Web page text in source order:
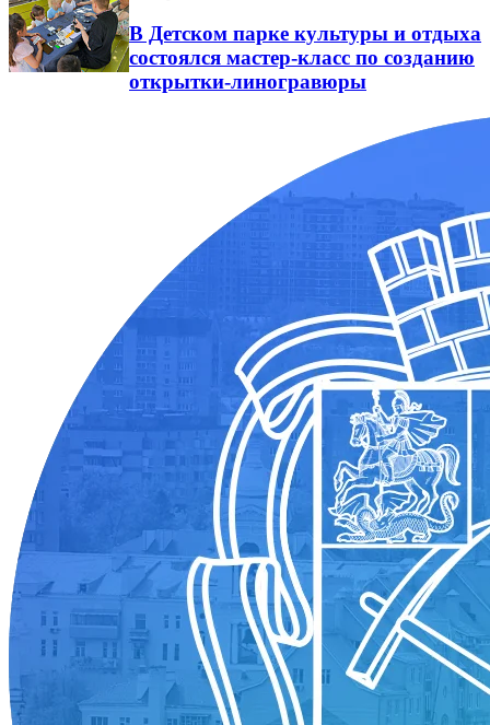
В Детском парке культуры и отдыха
состоялся мастер-класс по созданию
открытки-линогравюры